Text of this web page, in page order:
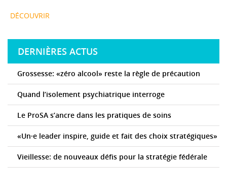
DÉCOUVRIR
DERNIÈRES ACTUS
Grossesse: «zéro alcool» reste la règle de précaution
Quand l’isolement psychiatrique interroge
Le ProSA s’ancre dans les pratiques de soins
«Un·e leader inspire, guide et fait des choix stratégiques»
Vieillesse: de nouveaux défis pour la stratégie fédérale